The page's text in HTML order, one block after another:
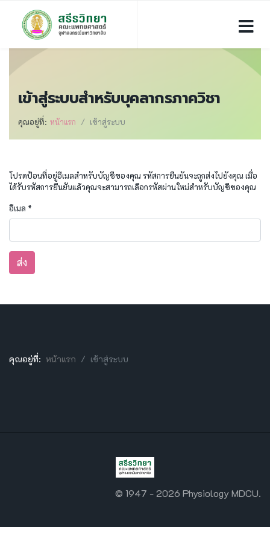
เข้าสู่ระบบสำหรับบุคลากรภาควิชา
คุณอยู่ที่: หน้าแรก เข้าสู่ระบบ
โปรดป้อนที่อยู่อีเมลสำหรับบัญชีของคุณ รหัสการยืนยันจะถูกส่งไปยังคุณ เมื่อ
ได้รับรหัสการยืนยันแล้วคุณจะสามารถเลือกรหัสผ่านใหม่สำหรับบัญชีของคุณ
อีเมล *
ส่ง
คุณอยู่ที่: หน้าแรก เข้าสู่ระบบ
© 1947 - 2026 Physiology MDCU.